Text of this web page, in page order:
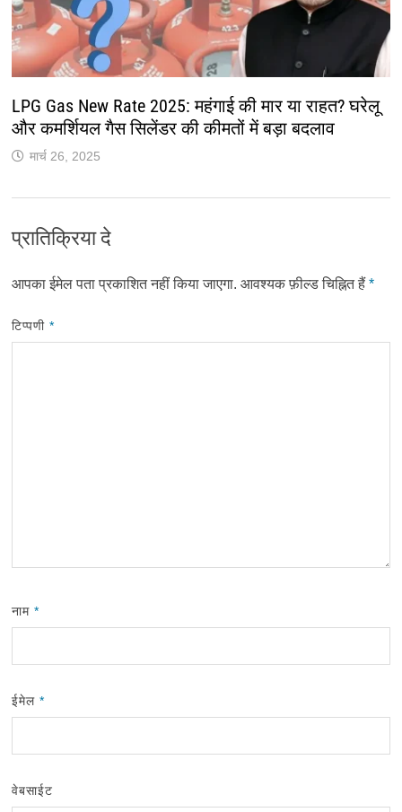
LPG Gas New Rate 2025: महंगाई की मार या राहत? घरेलू
और कमर्शियल गैस सिलेंडर की कीमतों में बड़ा बदलाव
मार्च 26, 2025
प्रातिक्रिया दे
आपका ईमेल पता प्रकाशित नहीं किया जाएगा. आवश्यक फ़ील्ड चिह्नित हैं *
टिप्पणी*
नाम*
ईमेल*
वेबसाईट